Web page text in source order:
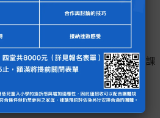
專屬教學資源。
互動服務。
動機不足、轉換心意等非平台或課